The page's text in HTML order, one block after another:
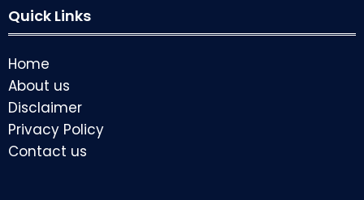
Quick Links
Home
About us
Disclaimer
Privacy Policy
Contact us